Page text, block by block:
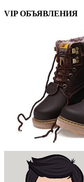
VIP ОБЪЯВЛЕНИЯ